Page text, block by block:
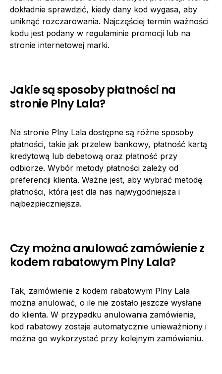
dokładnie sprawdzić, kiedy dany kod wygasa, aby
uniknąć rozczarowania. Najczęściej termin ważności
kodu jest podany w regulaminie promocji lub na
stronie internetowej marki.
Jakie są sposoby płatności na
stronie Plny Lala?
Na stronie Plny Lala dostępne są różne sposoby
płatności, takie jak przelew bankowy, płatność kartą
kredytową lub debetową oraz płatność przy
odbiorze. Wybór metody płatności zależy od
preferencji klienta. Ważne jest, aby wybrać metodę
płatności, która jest dla nas najwygodniejsza i
najbezpieczniejsza.
Czy można anulować zamówienie z
kodem rabatowym Plny Lala?
Tak, zamówienie z kodem rabatowym Plny Lala
można anulować, o ile nie zostało jeszcze wysłane
do klienta. W przypadku anulowania zamówienia,
kod rabatowy zostaje automatycznie unieważniony i
można go wykorzystać przy kolejnym zamówieniu.